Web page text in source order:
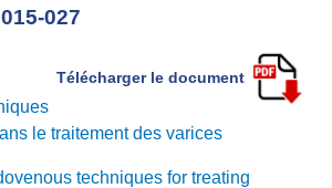
027
Télécharger le document
le traitement des varices
techniques for treating